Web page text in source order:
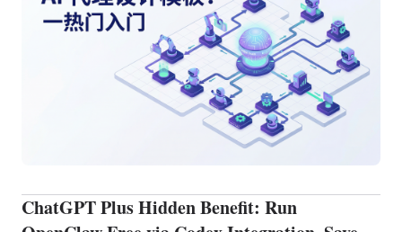
ChatGPT Plus Hidden Benefit: Run